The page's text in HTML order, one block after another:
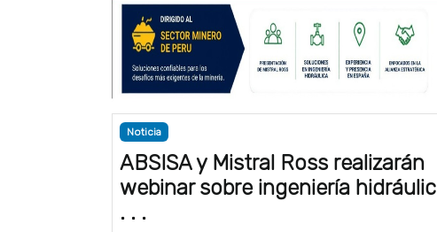
Noticia
ABSISA y Mistral Ross realizarán
webinar sobre ingeniería hidráulic
. . .